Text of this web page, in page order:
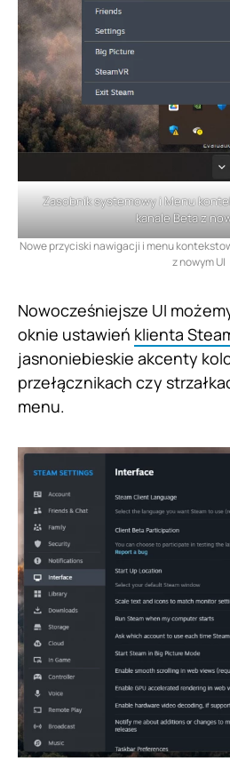
Zasobnik systemowy i Menu
kanale Beta z
Nowe przyciski nawigacji i menu
z nowym UI
Nowocześniejsze UI
oknie ustawień klienta
jasnoniebieskie akcenty
przełącznikach czy
menu.